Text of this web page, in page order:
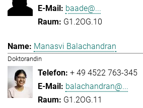
baade@...
G1.2OG.10
Manasvi Balachandran
Doktorandin
+ 49 4522 763-345
balachandran@...
G1.2OG.11